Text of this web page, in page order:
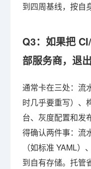
到四周基线，按自
Q3：如果把
部服务商，退
通常卡在三处：流
时几乎要重写）、
台、灰度配置和发
得确认两件事：流
（如标准 YAML
到自有存储。托管